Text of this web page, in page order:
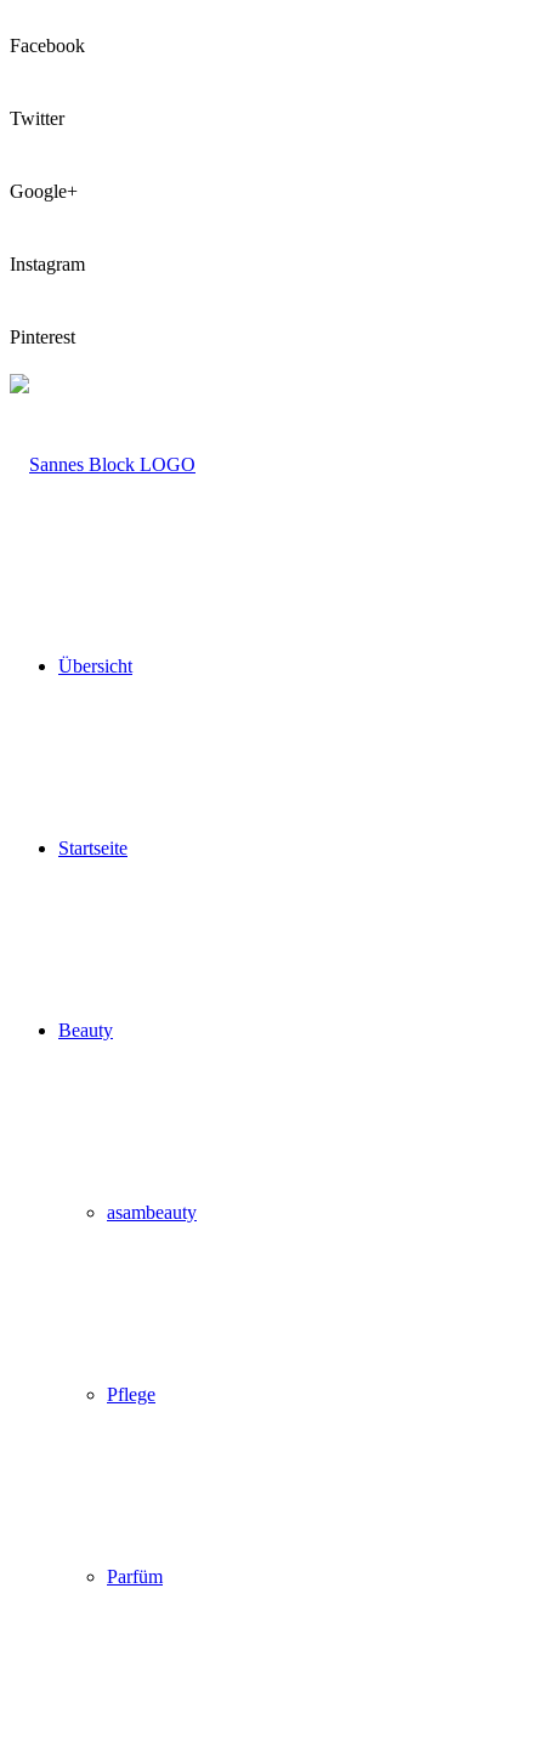
Facebook
Twitter
Google+
Instagram
Pinterest
LOGO
Übersicht
Startseite
Beauty
asambeauty
Pflege
Parfüm